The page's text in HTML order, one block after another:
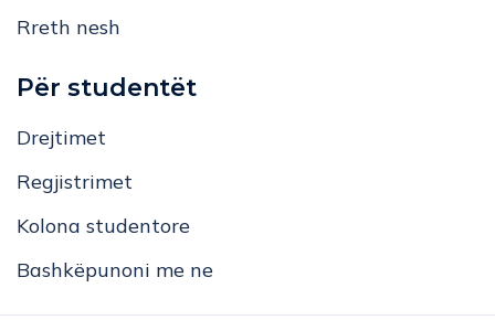
Rreth nesh
Për studentët
Drejtimet
Regjistrimet
Kolona studentore
Bashkëpunoni me ne